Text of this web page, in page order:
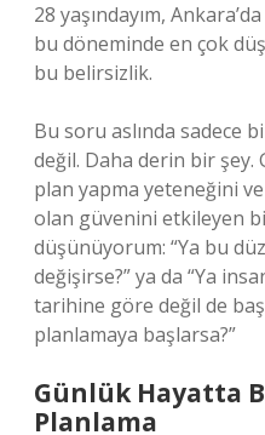
28 yaşındayım,
bu döneminde en çok
bu belirsizlik.
Bu soru aslında sadece
değil. Daha derin bir şey.
plan yapma yeteneğini
olan güvenini etkileyen
düşünüyorum: “Ya bu
değişirse?” ya da “Ya
tarihine göre değil de
planlamaya başlarsa?”
Günlük Hayatta
Planlama